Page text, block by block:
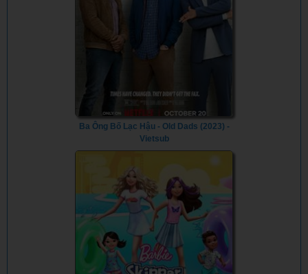
Ba Ông Bố Lạc Hậu - Old Dads (2023) -
Vietsub